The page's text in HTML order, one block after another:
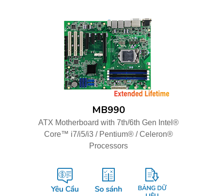
MB990
ATX Motherboard with 7th/6th Gen Intel®
Core™ i7/i5/i3 / Pentium® / Celeron®
Processors